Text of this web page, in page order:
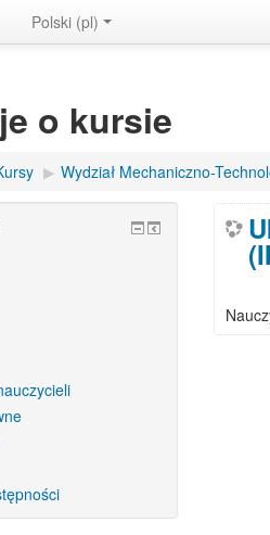
Polski ‎(pl)‎
o kursie
▶︎ Wydział Mechaniczno-